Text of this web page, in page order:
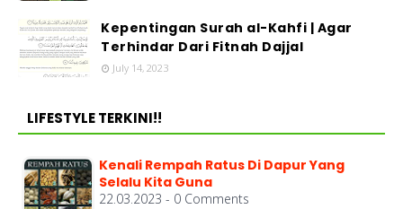
Kepentingan Surah al-Kahfi | Agar
Terhindar Dari Fitnah Dajjal
July 14, 2023
LIFESTYLE TERKINI!!
Kenali Rempah Ratus Di Dapur Yang
Selalu Kita Guna
22.03.2023 - 0 Comments